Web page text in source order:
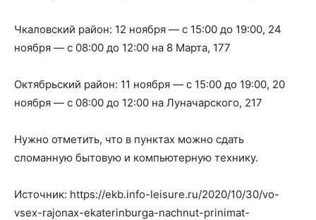
Чкаловский район: 12 ноября — с 15:00 до 19:00, 24
ноября — с 08:00 до 12:00 на 8 Марта, 177
Октябрьский район: 11 ноября — с 15:00 до 19:00, 20
ноября — с 08:00 до 12:00 на Луначарского, 217
Нужно отметить, что в пунктах можно сдать
сломанную бытовую и компьютерную технику.
Источник: https://ekb.info-leisure.ru/2020/10/30/vo-
vsex-rajonax-ekaterinburga-nachnut-prinimat-